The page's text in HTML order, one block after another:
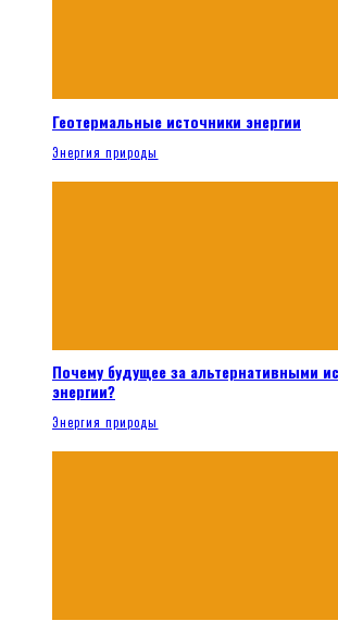
Геотермальные источники энергии
Энергия природы
Почему будущее за альтернативными
энергии?
Энергия природы